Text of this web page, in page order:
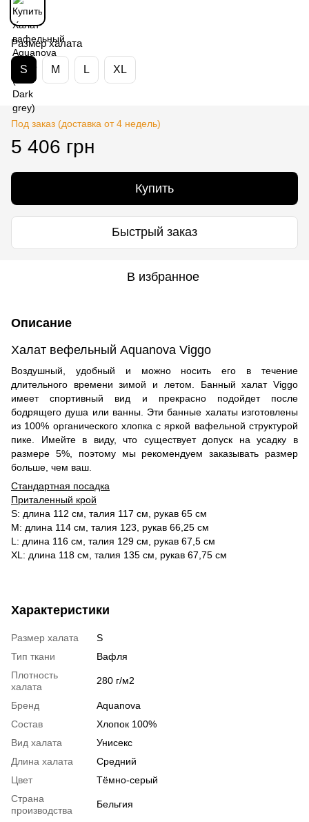
Размер халата
S M L XL
Под заказ (доставка от 4 недель)
5 406 грн
Купить
Быстрый заказ
В избранное
Описание
Халат вефельный Aquanova Viggo
Воздушный, удобный и можно носить его в течение
длительного времени зимой и летом. Банный халат Viggo
имеет спортивный вид и прекрасно подойдет после
бодрящего душа или ванны. Эти банные халаты изготовлены
из 100% органического хлопка с яркой вафельной структурой
пике. Имейте в виду, что существует допуск на усадку в
размере 5%, поэтому мы рекомендуем заказывать размер
больше, чем ваш.
Стандартная посадка
Приталенный крой
S: длина 112 см, талия 117 см, рукав 65 см
M: длина 114 см, талия 123, рукав 66,25 см
L: длина 116 см, талия 129 см, рукав 67,5 см
XL: длина 118 см, талия 135 см, рукав 67,75 см
Характеристики
Размер халата
S
Тип ткани
Вафля
Плотность
халата
280 г/м2
Бренд
Aquanova
Состав
Хлопок 100%
Вид халата
Унисекс
Длина халата
Средний
Цвет
Тёмно-серый
Страна
производства
Бельгия